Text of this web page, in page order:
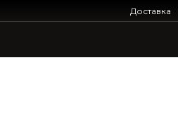
Доставка